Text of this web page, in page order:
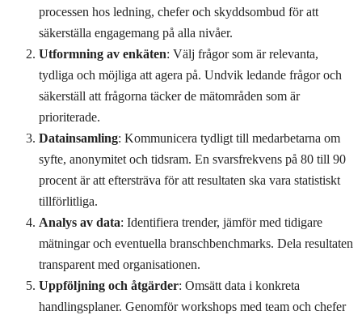
processen hos ledning, chefer och skyddsombud för att
säkerställa engagemang på alla nivåer.
Utformning av enkäten: Välj frågor som är relevanta,
tydliga och möjliga att agera på. Undvik ledande frågor och
säkerställ att frågorna täcker de mätområden som är
prioriterade.
Datainsamling: Kommunicera tydligt till medarbetarna om
syfte, anonymitet och tidsram. En svarsfrekvens på 80 till 90
procent är att eftersträva för att resultaten ska vara statistiskt
tillförlitliga.
Analys av data: Identifiera trender, jämför med tidigare
mätningar och eventuella branschbenchmarks. Dela resultaten
transparent med organisationen.
Uppföljning och åtgärder: Omsätt data i konkreta
handlingsplaner. Genomför workshops med team och chefer